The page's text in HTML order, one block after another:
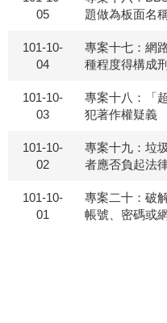
05
題做為板面名
101-10-
04
專案十七：網
種程度得構成
101-10-
03
專案十八：「
犯著作權疑義
101-10-
02
專案十九：垃
者應否負起法
101-10-
01
專案二十：破
帳號、密碼或